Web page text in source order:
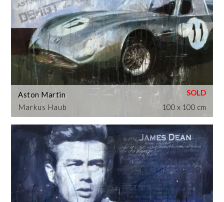
Markus Haub
Aston Martin
100 x 100 cm